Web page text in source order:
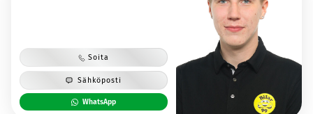
Soita
Sähköposti
WhatsApp